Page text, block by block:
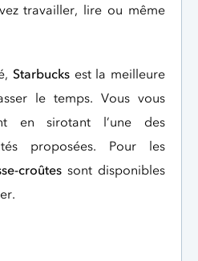
travailler, lire ou même
Starbucksest la meilleure
le temps. Vous vous
en sirotant l’une des
proposées. Pour les
croûtes sont disponibles